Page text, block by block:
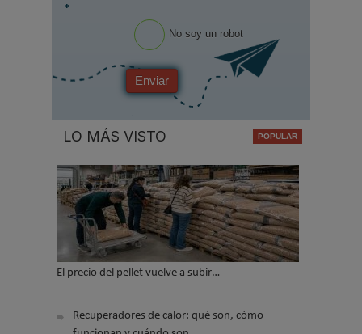
*
No soy un robot
Enviar
LO MÁS VISTO
El precio del pellet vuelve a subir…
Recuperadores de calor: qué son, cómo